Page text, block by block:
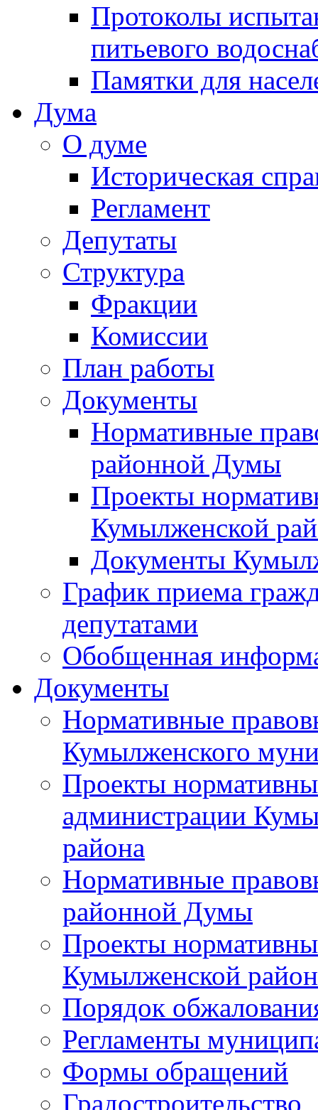
Протоколы
питьевого
Памятки для
Дума
О думе
Историческая
Регламент
Депутаты
Структура
Фракции
Комиссии
План работы
Документы
Нормативные
районной Думы
Проекты
Кумылженской
Документы
График приема
депутатами
Обобщенная
Документы
Нормативные
Кумылженского
Проекты
администрации
района
Нормативные
районной Думы
Проекты
Кумылженской
Порядок
Регламенты
Формы обращений
Градостроительство